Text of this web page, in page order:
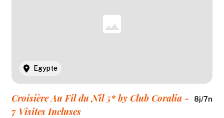
Egypte
Croisière Au Fil du Nil 5* by Club Coralia -
7 Visites Incluses
8j/7n